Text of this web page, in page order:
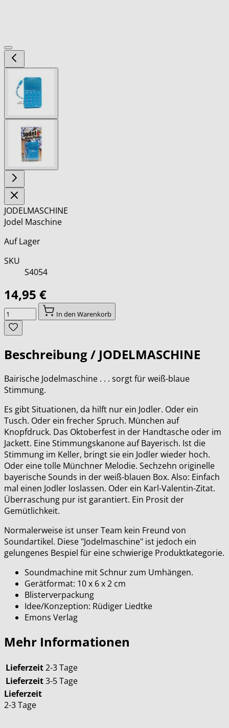
larger
image
larger
image
JODELMASCHINE
Jodel Maschine
Auf Lager
SKU
S4054
14,95 €
Menge
In den Warenkorb
Beschreibung / JODELMASCHINE
Bairische Jodelmaschine . . . sorgt für weiß-blaue
Stimmung.
Es gibt Situationen, da hilft nur ein Jodler. Oder ein
Tusch. Oder ein frecher Spruch. München auf
Knopfdruck. Das Oktoberfest in der Handtasche oder im
Jackett. Eine Stimmungskanone auf Bayerisch. Ist die
Stimmung im Keller, bringt sie ein Jodler wieder hoch.
Oder eine tolle Münchner Melodie. Sechzehn originelle
bayerische Sounds in der weiß-blauen Box. Also: Einfach
mal einen Jodler loslassen. Oder ein Karl-Valentin-Zitat.
Überraschung pur ist garantiert. Ein Prosit der
Gemütlichkeit.
Normalerweise ist unser Team kein Freund von
Soundartikel. Diese "Jodelmaschine" ist jedoch ein
gelungenes Bespiel für eine schwierige Produktkategorie.
Soundmachine mit Schnur zum Umhängen.
Gerätformat: 10 x 6 x 2 cm
Blisterverpackung
Idee/Konzeption: Rüdiger Liedtke
Emons Verlag
Mehr Informationen
Lieferzeit2-3 Tage
Lieferzeit3-5 Tage
Lieferzeit
2-3 Tage